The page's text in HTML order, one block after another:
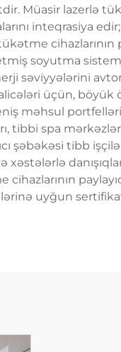
Müasir lazerlə
inteqrasiya
cihazlarının
soyutma
səviyyələrini
üçün, böyük
məhsul
tibbi spa
şəbəkəsi tibb
uyğun